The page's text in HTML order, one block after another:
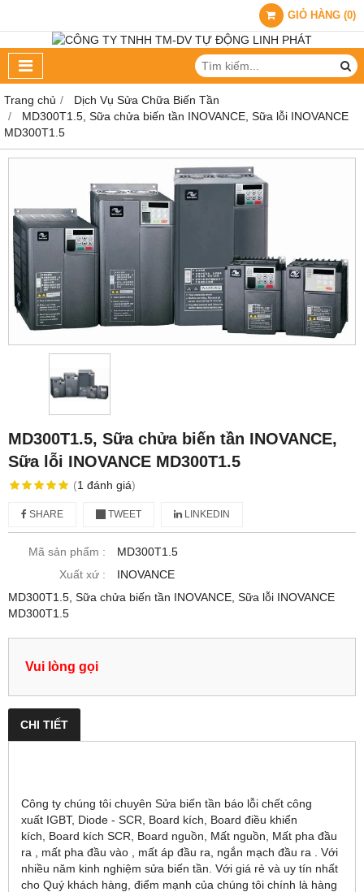
GIỎ HÀNG (0)
Trang chủ
Dịch Vụ Sửa Chữa Biến Tần
MD300T1.5, Sữa chửa biến tần INOVANCE, Sữa lỗi INOVANCE
MD300T1.5
MD300T1.5, Sữa chửa biến tần INOVANCE,
Sữa lỗi INOVANCE MD300T1.5
(1 đánh giá)
SHARE TWEET LINKEDIN
Mã sản phẩm :
MD300T1.5
Xuất xứ :
INOVANCE
MD300T1.5, Sữa chửa biến tần INOVANCE, Sữa lỗi INOVANCE
MD300T1.5
Vui lòng gọi
CHI TIẾT
Công ty chúng tôi chuyên Sửa biến tần báo lỗi chết công
xuất IGBT, Diode - SCR, Board kích, Board điều khiển
kích, Board kích SCR, Board nguồn, Mất nguồn, Mất pha đầu
ra , mất pha đầu vào , mất áp đầu ra, ngắn mạch đầu ra . Với
nhiều năm kinh nghiệm sửa biến tần. Với giá rẻ và uy tín nhất
cho Quý khách hàng, điểm mạnh của chúng tôi chính là hàng